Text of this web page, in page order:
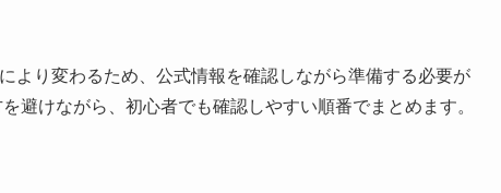
より変わるため、公式情報を確認しながら準備する必要が
避けながら、初心者でも確認しやすい順番でまとめます。